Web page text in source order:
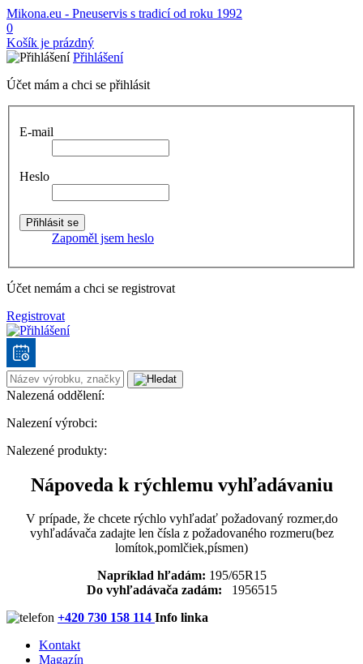
Mikona.eu - Pneuservis s tradicí od roku 1992
0
Košík je prázdný
Přihlášení
Účet mám a chci se přihlásit
E-mail
Heslo
Zapoměl jsem heslo
Účet nemám a chci se registrovat
Registrovat
Nalezená oddělení:
Nalezení výrobci:
Nalezené produkty:
Nápoveda k rýchlemu vyhľadávaniu
V prípade, že chcete rýchlo vyhľadať požadovaný rozmer,do
vyhľadávača zadajte len čísla z požadovaného rozmeru(bez
lomítok,pomlčiek,písmen)
Napríklad hľadám: 195/65R15
Do vyhľadávača zadám: 1956515
+420 730 158 114 Info linka
Kontakt
Magazín